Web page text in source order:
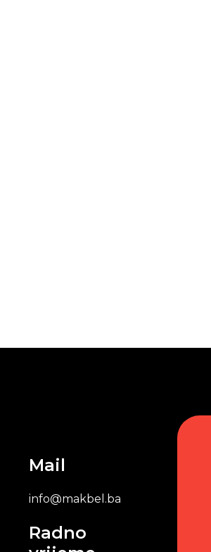
Mail
info@makbel.ba
Radno